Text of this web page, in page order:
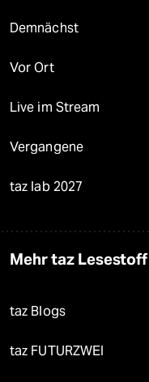
Demnächst
Vor Ort
Live im Stream
Vergangene
taz lab 2027
Mehr taz Lesestoff
taz Blogs
taz FUTURZWEI